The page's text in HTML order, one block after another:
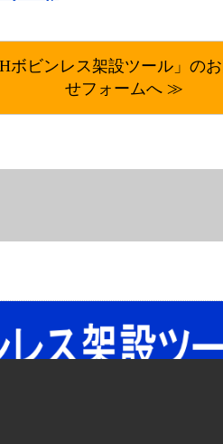
ボビンレス架設ツール」の
せフォームへ ≫